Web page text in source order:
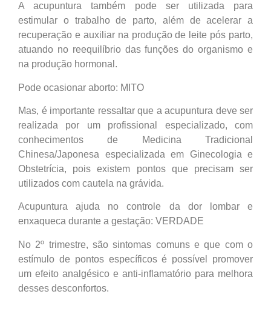
A acupuntura também pode ser utilizada para
estimular o trabalho de parto, além de acelerar a
recuperação e auxiliar na produção de leite pós parto,
atuando no reequilíbrio das funções do organismo e
na produção hormonal.
Pode ocasionar aborto: MITO
Mas, é importante ressaltar que a acupuntura deve ser
realizada por um profissional especializado, com
conhecimentos de Medicina Tradicional
Chinesa/Japonesa especializada em Ginecologia e
Obstetrícia, pois existem pontos que precisam ser
utilizados com cautela na grávida.
Acupuntura ajuda no controle da dor lombar e
enxaqueca durante a gestação: VERDADE
No 2º trimestre, são sintomas comuns e que com o
estímulo de pontos específicos é possível promover
um efeito analgésico e anti-inflamatório para melhora
desses desconfortos.